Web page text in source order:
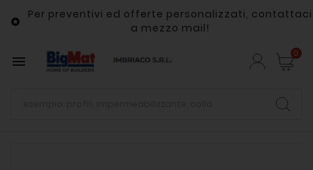

Per preventivi ed offerte personalizzati, contattaci
a mezzo mail!
 0